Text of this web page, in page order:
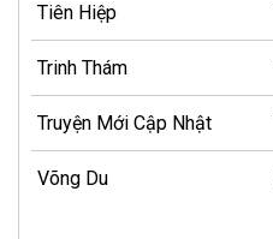
Tiên Hiệp
Trinh Thám
Truyện Mới Cập Nhật
Võng Du